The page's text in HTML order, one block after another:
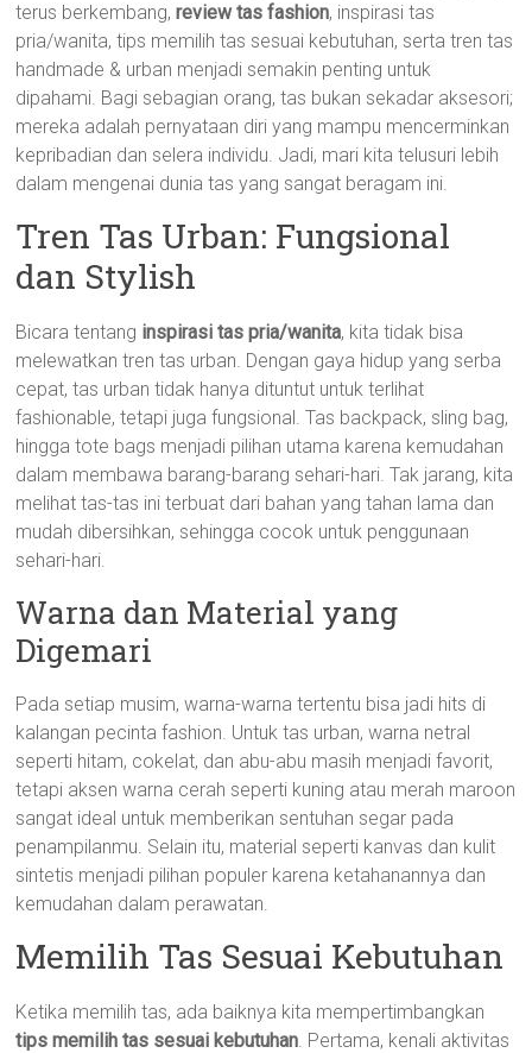
terus berkembang,review tas fashion, inspirasi tas
pria/wanita, tips memilih tas sesuai kebutuhan, serta tren tas
handmade & urban menjadi semakin penting untuk
dipahami. Bagi sebagian orang, tas bukan sekadar aksesori;
mereka adalah pernyataan diri yang mampu mencerminkan
kepribadian dan selera individu. Jadi, mari kita telusuri lebih
dalam mengenai dunia tas yang sangat beragam ini.
Tren Tas Urban: Fungsional
dan Stylish
Bicara tentang inspirasi tas pria/wanita, kita tidak bisa
melewatkan tren tas urban. Dengan gaya hidup yang serba
cepat, tas urban tidak hanya dituntut untuk terlihat
fashionable, tetapi juga fungsional. Tas backpack, sling bag,
hingga tote bags menjadi pilihan utama karena kemudahan
dalam membawa barang-barang sehari-hari. Tak jarang, kita
melihat tas-tas ini terbuat dari bahan yang tahan lama dan
mudah dibersihkan, sehingga cocok untuk penggunaan
sehari-hari.
Warna dan Material yang
Digemari
Pada setiap musim, warna-warna tertentu bisa jadi hits di
kalangan pecinta fashion. Untuk tas urban, warna netral
seperti hitam, cokelat, dan abu-abu masih menjadi favorit,
tetapi aksen warna cerah seperti kuning atau merah maroon
sangat ideal untuk memberikan sentuhan segar pada
penampilanmu. Selain itu, material seperti kanvas dan kulit
sintetis menjadi pilihan populer karena ketahanannya dan
kemudahan dalam perawatan.
Memilih Tas Sesuai Kebutuhan
Ketika memilih tas, ada baiknya kita mempertimbangkan
tips memilih tas sesuai kebutuhan. Pertama, kenali aktivitas